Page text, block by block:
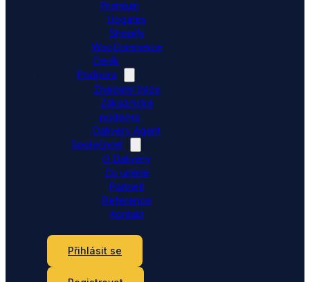
Premium
Upgates
Shopify
WooCommerce
Ceník
Podpora
Znalostní báze
Zákaznická
podpora
Dativery Agent
Společnost
O Dativery
Co umíme
Partneři
Reference
Kontakt
Přihlásit se